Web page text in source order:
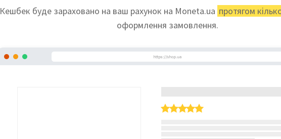
Кешбек буде зараховано на ваш рахунок на Moneta.ua протягом
оформлення замовлення.